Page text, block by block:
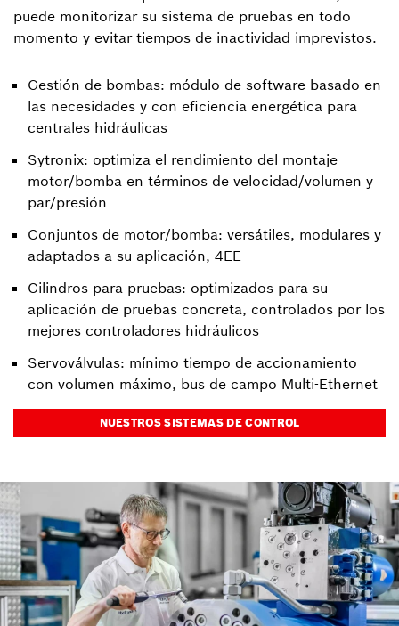
puede monitorizar su sistema de pruebas en todo
momento y evitar tiempos de inactividad imprevistos.
Gestión de bombas: módulo de software basado en
las necesidades y con eficiencia energética para
centrales hidráulicas
Sytronix: optimiza el rendimiento del montaje
motor/bomba en términos de velocidad/volumen y
par/presión
Conjuntos de motor/bomba: versátiles, modulares y
adaptados a su aplicación, 4EE
Cilindros para pruebas: optimizados para su
aplicación de pruebas concreta, controlados por los
mejores controladores hidráulicos
Servoválvulas: mínimo tiempo de accionamiento
con volumen máximo, bus de campo Multi-Ethernet
NUESTROS SISTEMAS DE CONTROL